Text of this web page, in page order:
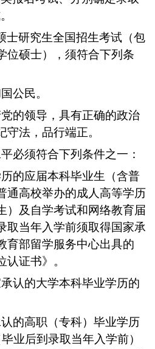
士研究生全国招生考试（包
位硕士），须符合下列条
公民。
的领导，具有正确的政治
法，品行端正。
必须符合下列条件之一：
历的应届本科毕业生（含普
通高校举办的成人高等学历
）及自学考试和网络教育届
取当年入学前须取得国家承
育部留学服务中心出具的
认证书》。
承认的大学本科毕业学历的
认的高职（专科）毕业学历
业后到录取当年入学前）